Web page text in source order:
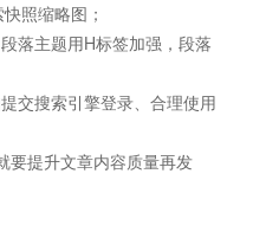
照缩略图；
落主题用H标签加强，段落
交搜索引擎登录、合理使用
要提升文章内容质量再发